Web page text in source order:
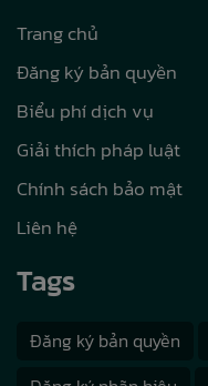
Trang chủ
Đăng ký bản quyền
Biểu phí dịch vụ
Giải thích pháp luật
Chính sách bảo mật
Liên hệ
Tags
Đăng ký bản quyền